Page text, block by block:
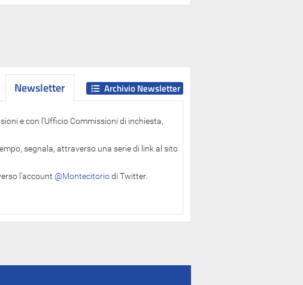
Newsletter
Newsletter
e con l'Ufficio Commissioni di inchiesta,
segnala, attraverso una serie di link al sito
l'account @Montecitoriodi Twitter.
Archivio Newsletter